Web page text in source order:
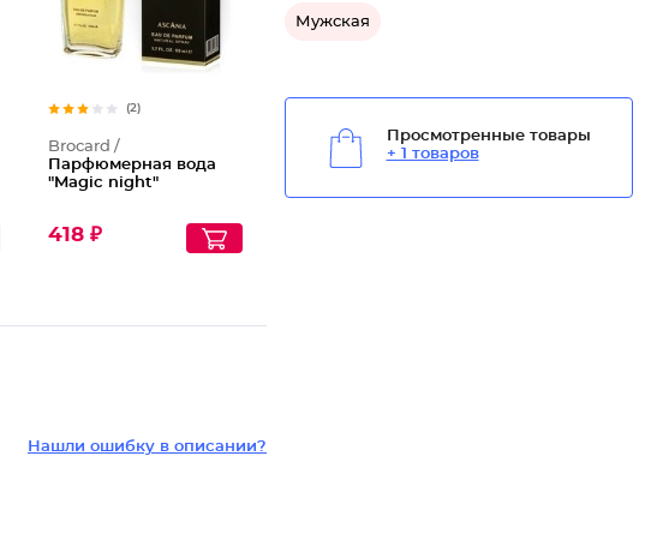
(2)
Brocard /
Парфюмерная вода
"Magic night"
418 ₽
Нашли ошибку в описании?
Мужская
Просмотренные товары
+ 1 товаров